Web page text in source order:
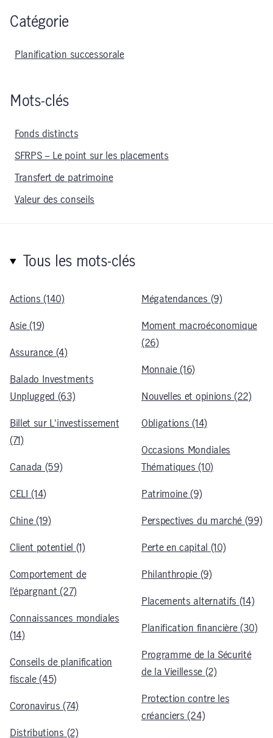
Catégorie
Planification successorale
Mots-clés
Fonds distincts
SFRPS – Le point sur les placements
Transfert de patrimoine
Valeur des conseils
Tous les mots-clés
Actions (140)
Asie (19)
Assurance (4)
Balado Investments
Unplugged (63)
Billet sur L'investissement
(71)
Canada (59)
CELI (14)
Chine (19)
Client potentiel (1)
Comportement de
l’épargnant (27)
Connaissances mondiales
(14)
Conseils de planification
fiscale (45)
Coronavirus (74)
Distributions (2)
Mégatendances (9)
Moment macroéconomique
(26)
Monnaie (16)
Nouvelles et opinions (22)
Obligations (14)
Occasions Mondiales
Thématiques (10)
Patrimoine (9)
Perspectives du marché (99)
Perte en capital (10)
Philanthropie (9)
Placements alternatifs (14)
Planification financière (30)
Programme de la Sécurité
de la Vieillesse (2)
Protection contre les
créanciers (24)